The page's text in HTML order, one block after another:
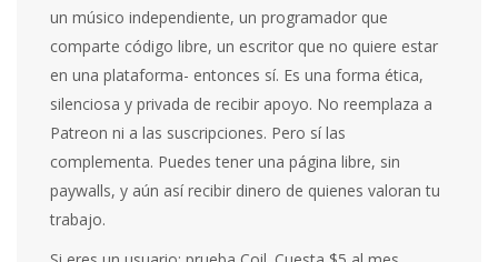
un músico independiente, un programador que
comparte código libre, un escritor que no quiere estar
en una plataforma- entonces sí. Es una forma ética,
silenciosa y privada de recibir apoyo. No reemplaza a
Patreon ni a las suscripciones. Pero sí las
complementa. Puedes tener una página libre, sin
paywalls, y aún así recibir dinero de quienes valoran tu
trabajo.